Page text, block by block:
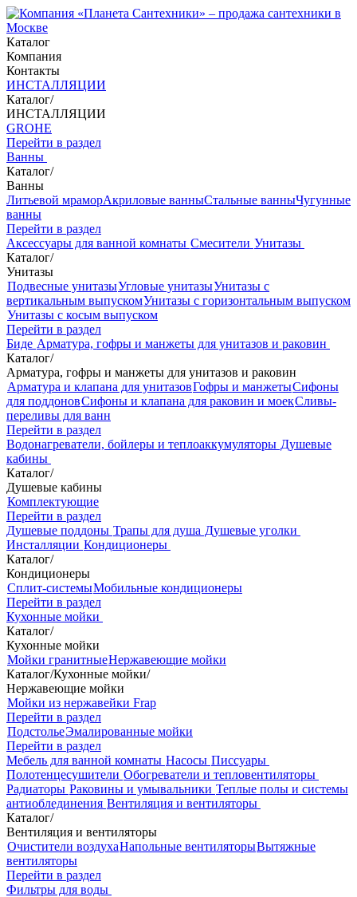
Каталог
Компания
Контакты
ИНСТАЛЛЯЦИИ
Каталог/
ИНСТАЛЛЯЦИИ
GROHE
Перейти в раздел
Ванны
Каталог/
Ванны
Литьевой мраморАкриловые ванныСтальные ванныЧугунные
ванны
Перейти в раздел
Аксессуары для ванной комнаты Смесители Унитазы
Каталог/
Унитазы
Подвесные унитазыУгловые унитазыУнитазы с
вертикальным выпускомУнитазы с горизонтальным выпуском
Унитазы с косым выпуском
Перейти в раздел
Биде Арматура, гофры и манжеты для унитазов и раковин
Каталог/
Арматура, гофры и манжеты для унитазов и раковин
Арматура и клапана для унитазовГофры и манжетыСифоны
для поддоновСифоны и клапана для раковин и моекСливы-
переливы для ванн
Перейти в раздел
Водонагреватели, бойлеры и теплоаккумуляторы Душевые
кабины
Каталог/
Душевые кабины
Комплектующие
Перейти в раздел
Душевые поддоны Трапы для душа Душевые уголки
Инсталляции Кондиционеры
Каталог/
Кондиционеры
Сплит-системыМобильные кондиционеры
Перейти в раздел
Кухонные мойки
Каталог/
Кухонные мойки
Мойки гранитныеНержавеющие мойки
Каталог/Кухонные мойки/
Нержавеющие мойки
Мойки из нержавейки Frap
Перейти в раздел
ПодстольеЭмалированные мойки
Перейти в раздел
Мебель для ванной комнаты Насосы Писсуары
Полотенцесушители Обогреватели и тепловентиляторы
Радиаторы Раковины и умывальники Теплые полы и системы
антиоблединения Вентиляция и вентиляторы
Каталог/
Вентиляция и вентиляторы
Очистители воздухаНапольные вентиляторыВытяжные
вентиляторы
Перейти в раздел
Фильтры для воды